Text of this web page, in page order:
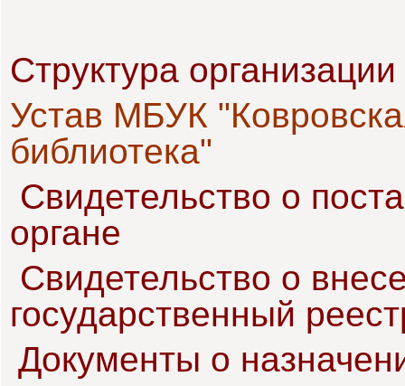
Структура организации
Устав МБУК
библиотека"
Свидетельство о
органе
Свидетельство о
государственный
Документы о